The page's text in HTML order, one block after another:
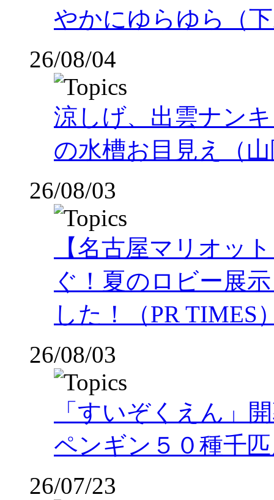
やかにゆらゆら（
26/08/04
涼しげ、出雲ナン
の水槽お目見え（
26/08/03
【名古屋マリオッ
ぐ！夏のロビー展
した！（PR TIMES
26/08/03
「すいぞくえん」
ペンギン５０種千
26/07/23